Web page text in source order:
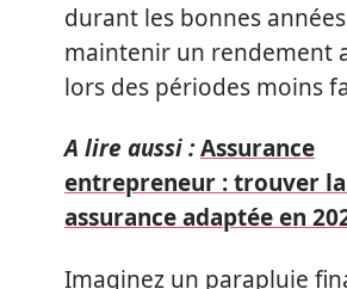
durant les bonnes
maintenir un rendement
lors des périodes moins
A lire aussi :Assurance
entrepreneur : trouver
assurance adaptée en
Imaginez un parapluie